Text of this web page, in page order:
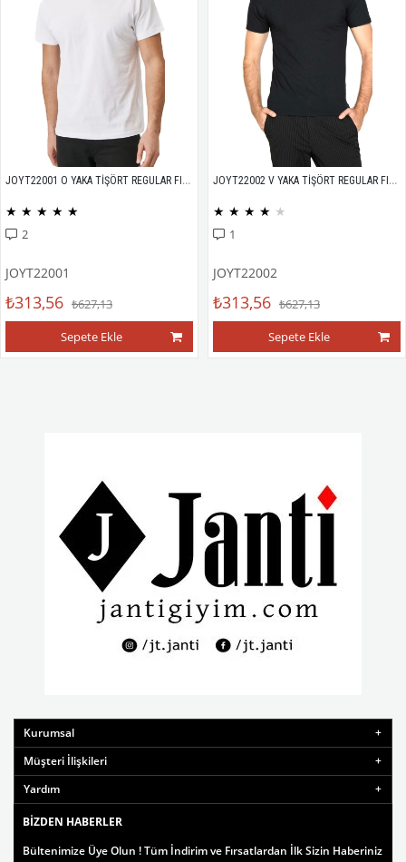
JOYT22001 O YAKA TİŞÖRT REGULAR FIT %100 PAMUK COMPACK PENYE
★ ★ ★ ★ ★
2
JOYT22001
₺313,56 ₺627,13
Sepete Ekle
JOYT22002 V YAKA TİŞÖRT REGULAR FIT %100 PAMUK COMPACK PENYE
★ ★ ★ ★ ★
1
JOYT22002
₺313,56 ₺627,13
Sepete Ekle
Kurumsal
Müşteri İlişkileri
Yardım
BIZDEN HABERLER
Bültenimize Üye Olun ! Tüm İndirim ve Fırsatlardan İlk Sizin Haberiniz